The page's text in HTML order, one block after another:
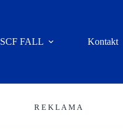
SCF FALL Kontakt
R E K L A M A